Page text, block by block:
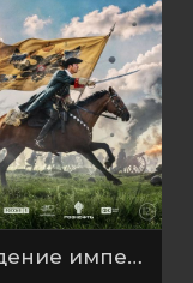
Рождение империи